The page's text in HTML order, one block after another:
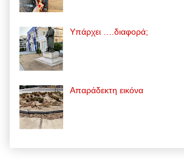
Υπάρχει ….διαφορά;
Απαράδεκτη εικόνα